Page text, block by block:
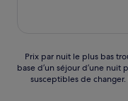
Prix
par
nuit
Prix par nuit le plus bas
base d’un séjour d’une
susceptibles de